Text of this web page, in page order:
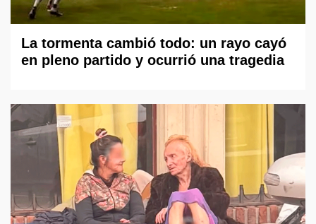
La tormenta cambió todo: un rayo cayó
en pleno partido y ocurrió una tragedia